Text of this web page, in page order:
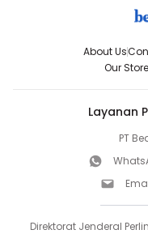
About Us
Our Store
Layanan
PT
Direktorat Jenderal